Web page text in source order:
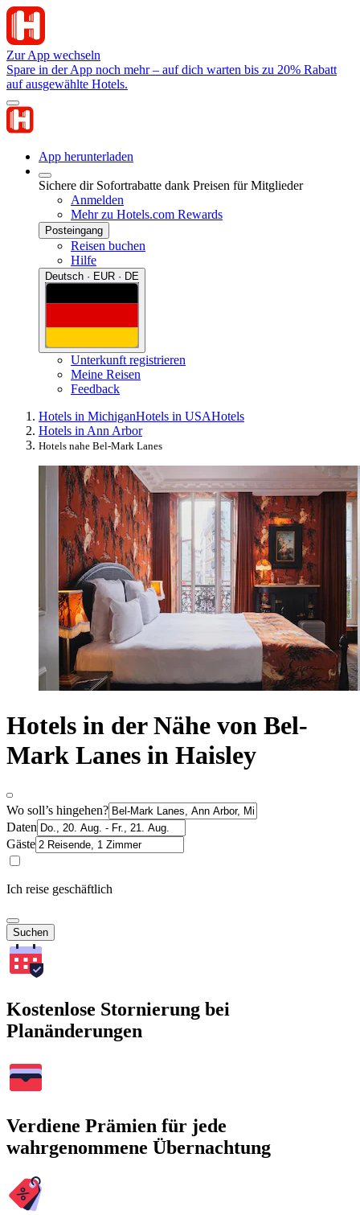
Zur App wechseln
Spare in der App noch mehr – auf dich warten bis zu 20% Rabatt
auf ausgewählte Hotels.
App herunterladen
Sichere dir Sofortrabatte dank Preisen für Mitglieder
Anmelden
Mehr zu Hotels.com Rewards
Posteingang
Reisen buchen
Hilfe
Deutsch · EUR · DE
Unterkunft registrieren
Meine Reisen
Feedback
Hotels in MichiganHotels in USAHotels
Hotels in Ann Arbor
Hotels nahe Bel-Mark Lanes
Hotels in der Nähe von Bel-
Mark Lanes in Haisley
Wo soll’s hingehen?
Daten
Gäste
Ich reise geschäftlich
Suchen
Kostenlose Stornierung bei
Planänderungen
Verdiene Prämien für jede
wahrgenommene Übernachtung